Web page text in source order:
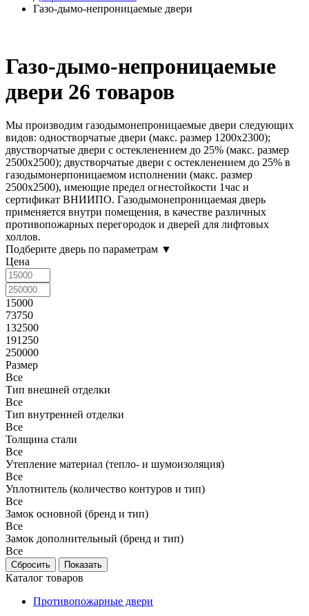
Газо-дымо-непроницаемые двери
Газо-дымо-непроницаемые
двери 26 товаров
Мы производим газодымонепроницаемые двери следующих
видов: одностворчатые двери (макс. размер 1200x2300);
двустворчатые двери с остекленением до 25% (макс. размер
2500x2500); двустворчатые двери с остекленением до 25% в
газодымонерпоницаемом исполнении (макс. размер
2500x2500), имеющие предел огнестойкости 1час и
сертификат ВНИИПО. Газодымонепроницаемая дверь
применяется внутри помещения, в качестве различных
противопожарных перегородок и дверей для лифтовых
холлов.
Подберите дверь по параметрам ▼
Цена
15000
73750
132500
191250
250000
Размер
Все
Тип внешней отделки
Все
Тип внутренней отделки
Все
Толщина стали
Все
Утепление материал (тепло- и шумоизоляция)
Все
Уплотнитель (количество контуров и тип)
Все
Замок основной (бренд и тип)
Все
Замок дополнительный (бренд и тип)
Все
Каталог товаров
Противопожарные двери